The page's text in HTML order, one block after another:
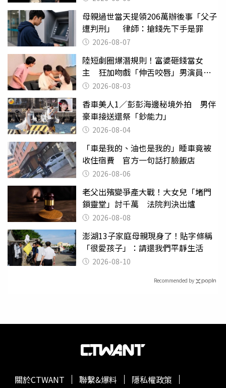
母親過世當天提領206萬辦後事「父子
遭判刑」 律師：搶錢先下手是罪
2026-08-07
陸短劇圈爆潛規則！富婆砸錢當女
主 狂加吻戲「伸舌咬唇」男演員崩
潰 2026-08-03
香車美人1／彭彭海邊秘境外拍 男伴
豪車接送還祭「鈔能力」
2026-08-04
「車是我的、油也是我的」睡車竟被
收住宿費 官方一句話打臉飯店
2026-08-06
老父出殯變爭產大戰！大女兒「堵門
鎖靈堂」討千萬 法院判決出爐
2026-08-08
澎湖13子家庭母親現身了！貼字條稱
「很愛孩子」：請還我們平靜生活
2026-08-10
Recommended by
關於CTWANT 聯繫&爆料 隱私權政策